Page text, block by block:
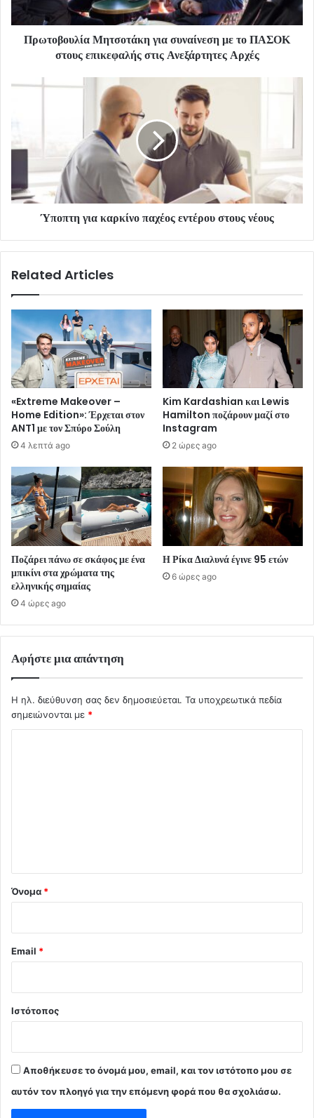
Πρωτοβουλία Μητσοτάκη για συναίνεση με το ΠΑΣΟΚ
στους επικεφαλής στις Ανεξάρτητες Αρχές
Ύποπτη για καρκίνο παχέος εντέρου στους νέους
Related Articles
«Extreme Makeover –
Home Edition»: Έρχεται στον
ANT1 με τον Σπύρο Σούλη
4 λεπτά ago
Kim Kardashian και Lewis
Hamilton ποζάρουν μαζί στο
Instagram
2 ώρες ago
Ποζάρει πάνω σε σκάφος με ένα
μπικίνι στα χρώματα της
ελληνικής σημαίας
4 ώρες ago
Η Ρίκα Διαλυνά έγινε 95 ετών
6 ώρες ago
Αφήστε μια απάντηση
Η ηλ. διεύθυνση σας δεν δημοσιεύεται. Τα υποχρεωτικά πεδία
σημειώνονται με *
Όνομα *
Email *
Ιστότοπος
Αποθήκευσε το όνομά μου, email, και τον ιστότοπο μου σε
αυτόν τον πλοηγό για την επόμενη φορά που θα σχολιάσω.